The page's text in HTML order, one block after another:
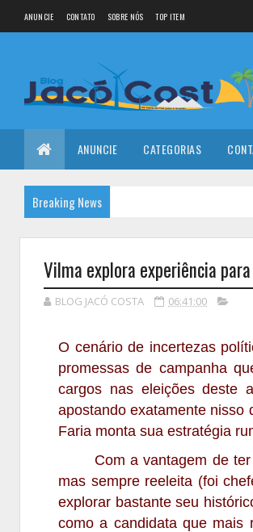
ANUNCIE CONTATO SOBRE NÓS TOP ITEM
ANUNCIE CATEGORIAS
Breaking News
Vilma explora experiência
BLOG JACÓ COSTA 06:41:00
O cenário de incertezas
promessas de campanha
cargos nas eleições deste
apostando exatamente nisso
Faria monta sua estratégia
Com a vantagem de ter
mas sempre reeleita (foi
explorar bastante seu
como a candidata que mais